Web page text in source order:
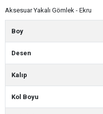
Aksesuar Yakalı Gömlek - Ekru
Boy
Desen
Kalıp
Kol Boyu